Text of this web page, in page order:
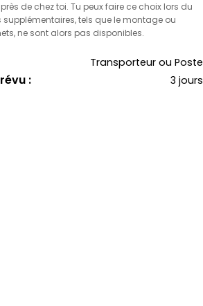
de chez toi. Tu peux faire ce choix lors du
supplémentaires, tels que le montage ou
ne sont alors pas disponibles.
Transporteur ou Poste
: 3 jours